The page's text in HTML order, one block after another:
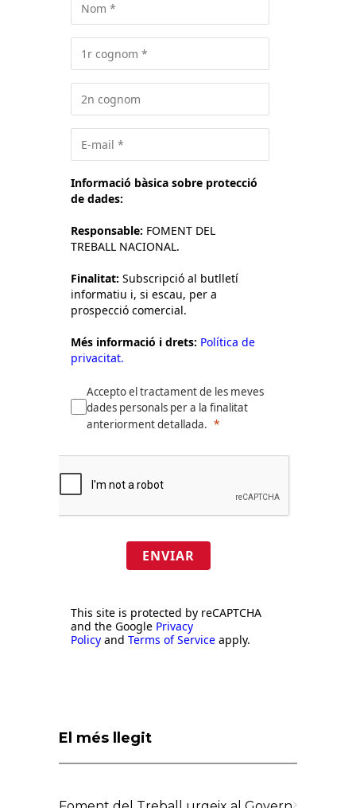
Informació bàsica sobre protecció
de dades:
Responsable: FOMENT DEL
TREBALL NACIONAL.
Finalitat: Subscripció al butlletí
informatiu i, si escau, per a
prospecció comercial.
Més informació i drets: Política de
privacitat.
Accepto el tractament de les meves
dades personals per a la finalitat
anteriorment detallada.
ENVIAR
This site is protected by reCAPTCHA
and the Google Privacy
Policy and Terms of Service apply.
El més llegit